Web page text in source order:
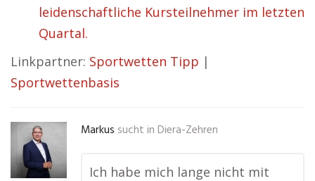
leidenschaftliche Kursteilnehmer im letzten
Quartal.
Linkpartner: Sportwetten Tipp |
Sportwettenbasis
Markus sucht in Diera-Zehren
Ich habe mich lange nicht mit